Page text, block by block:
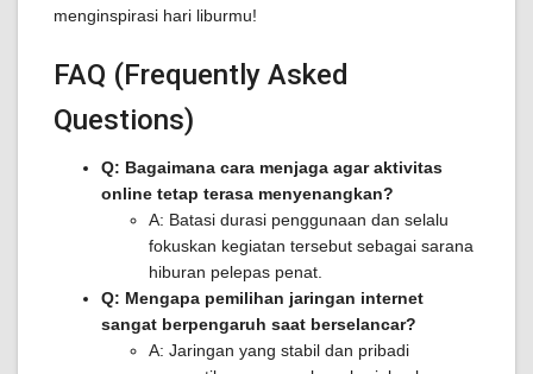
menginspirasi hari liburmu!
FAQ (Frequently Asked
Questions)
Q: Bagaimana cara menjaga agar aktivitas
online tetap terasa menyenangkan?
A: Batasi durasi penggunaan dan selalu
fokuskan kegiatan tersebut sebagai sarana
hiburan pelepas penat.
Q: Mengapa pemilihan jaringan internet
sangat berpengaruh saat berselancar?
A: Jaringan yang stabil dan pribadi